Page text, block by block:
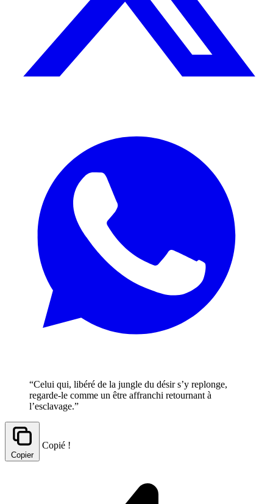
“Celui qui, libéré de la jungle du désir s’y replonge,
regarde-le comme un être affranchi retournant à
l’esclavage.”
Copier
Copié !